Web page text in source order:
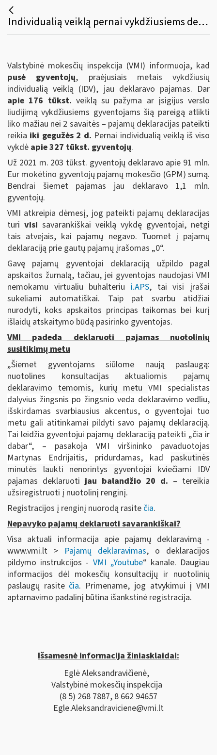
Individualią veiklą pernai vykdžiusiems deklaruoti pajamas liko mažiau nei 2 savaitės
Valstybinė mokesčių inspekcija (VMI) informuoja, kad
pusė gyventojų, praėjusiais metais vykdžiusių
individualią veiklą (IDV), jau deklaravo pajamas. Dar
apie 176 tūkst. veiklą su pažyma ar įsigijus verslo
liudijimą vykdžiusiems gyventojams šią pareigą atlikti
liko mažiau nei 2 savaitės – pajamų deklaracijas pateikti
reikia iki gegužės 2 d. Pernai individualią veiklą iš viso
vykdė apie 327 tūkst. gyventojų.
Už 2021 m. 203 tūkst. gyventojų deklaravo apie 91 mln.
Eur mokėtino gyventojų pajamų mokesčio (GPM) sumą.
Bendrai šiemet pajamas jau deklaravo 1,1 mln.
gyventojų.
VMI atkreipia dėmesį, jog pateikti pajamų deklaracijas
turi visi savarankiškai veiklą vykdę gyventojai, netgi
tais atvejais, kai pajamų negavo. Tuomet į pajamų
deklaraciją prie gautų pajamų įrašomas „0“.
Gavę pajamų gyventojai deklaraciją užpildo pagal
apskaitos žurnalą, tačiau, jei gyventojas naudojasi VMI
nemokamu virtualiu buhalteriu i.APS, tai visi įrašai
sukeliami automatiškai. Taip pat svarbu atidžiai
nurodyti, koks apskaitos principas taikomas bei kurį
išlaidų atskaitymo būdą pasirinko gyventojas.
VMI padeda deklaruoti pajamas nuotolinių
susitikimų metu
„Šiemet gyventojams siūlome naują paslaugą:
nuotolines konsultacijas aktualiomis pajamų
deklaravimo temomis, kurių metu VMI specialistas
dalyvius žingsnis po žingsnio veda deklaravimo vedliu,
išskirdamas svarbiausius akcentus, o gyventojai tuo
metu gali atitinkamai pildyti savo pajamų deklaraciją.
Tai leidžia gyventojui pajamų deklaraciją pateikti „čia ir
dabar“, – pasakoja VMI viršininko pavaduotojas
Martynas Endrijaitis, pridurdamas, kad paskutinės
minutės laukti nenorintys gyventojai kviečiami IDV
pajamas deklaruotijau balandžio 20 d. – tereikia
užsiregistruoti į nuotolinį renginį.
Registracijos į renginį nuorodą rasite čia.
Nepavyko pajamų deklaruoti savarankiškai?
Visa aktuali informacija apie pajamų deklaravimą -
www.vmi.lt > Pajamų deklaravimas, o deklaracijos
pildymo instrukcijos - VMI „Youtube“ kanale. Daugiau
informacijos dėl mokesčių konsultacijų ir nuotolinių
paslaugų rasite čia. Primename, jog atvykimui į VMI
aptarnavimo padalinį būtina išankstinė registracija.
Išsamesnė informacija žiniasklaidai:
Eglė Aleksandravičienė,
Valstybinė mokesčių inspekcija
(8 5) 268 7887, 8 662 94657
Egle.Aleksandraviciene@vmi.lt